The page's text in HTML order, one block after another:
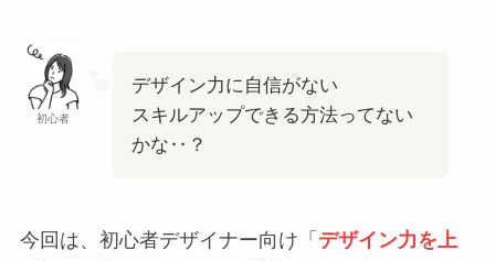
初心者
デザイン力に自信がない
スキルアップできる方法ってない
かな‥？
今回は、初心者デザイナー向け「 デザイン力を上